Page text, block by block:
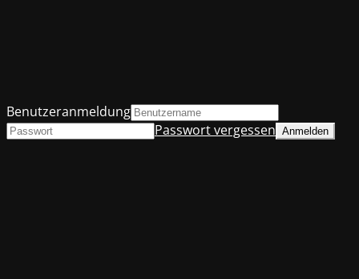
Benutzeranmeldung
Passwort vergessen